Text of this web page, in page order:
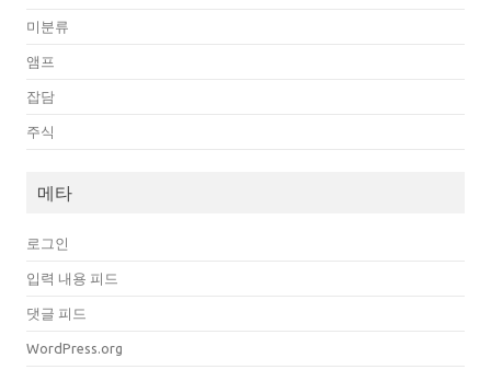
미분류
앰프
잡담
주식
메타
로그인
입력 내용 피드
댓글 피드
WordPress.org